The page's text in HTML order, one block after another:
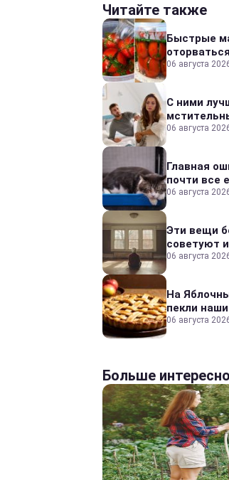
Читайте также
Быстрые
06 августа
С ними
06 августа
Главная
почти все
06 августа
Эти вещи
советуют
06 августа
На
пекли
06 августа
Больше